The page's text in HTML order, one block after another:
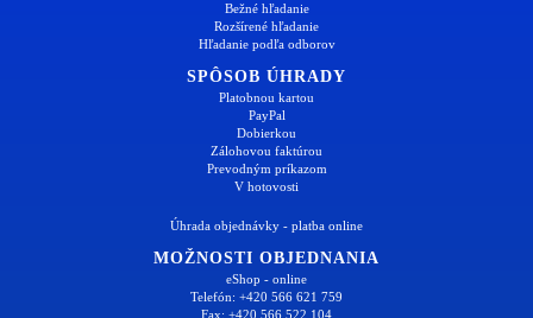
Bežné hľadanie
Rozšírené hľadanie
Hľadanie podľa odborov
SPÔSOB ÚHRADY
Platobnou kartou
PayPal
Dobierkou
Zálohovou faktúrou
Prevodným príkazom
V hotovosti
Úhrada objednávky - platba online
MOŽNOSTI OBJEDNANIA
eShop - online
Telefón: +420 566 621 759
Fax: +420 566 522 104